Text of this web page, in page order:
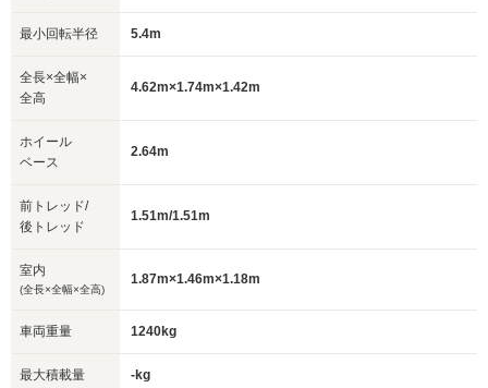
最小回転半径 5.4m
全長×全幅×
全高
4.62m×1.74m×1.42m
ホイール
ベース
2.64m
前トレッド/
後トレッド
1.51m/1.51m
室内
(全長×全幅×全高)
1.87m×1.46m×1.18m
車両重量 1240kg
最大積載量 -kg